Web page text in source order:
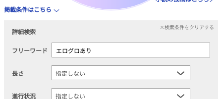
掲載条件はこちら
詳細検索
×検索条件をクリアする
フリーワード
長さ
進行状況